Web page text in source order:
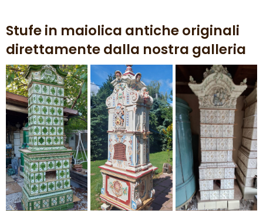
Stufe in maiolica antiche originali
direttamente dalla nostra galleria